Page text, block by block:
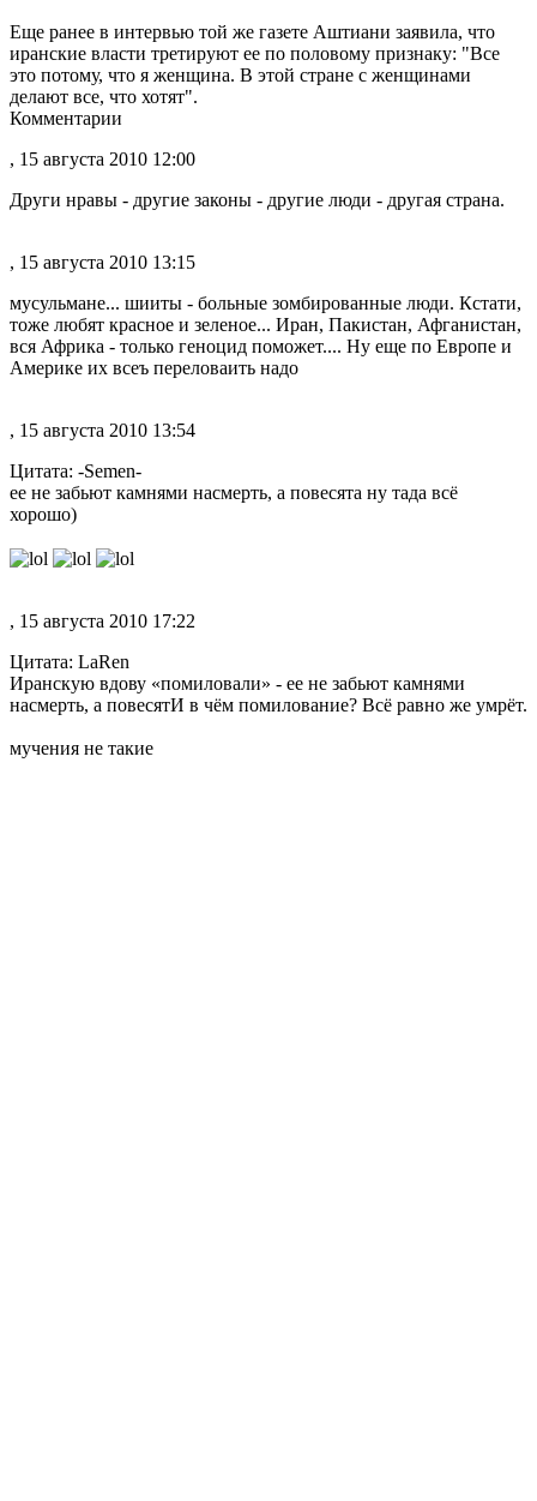
Еще ранее в интервью той же газете Аштиани заявила, что
иранские власти третируют ее по половому признаку: "Все
это потому, что я женщина. В этой стране с женщинами
делают все, что хотят".
Комментарии
, 15 августа 2010 12:00
Други нравы - другие законы - другие люди - другая страна.
, 15 августа 2010 13:15
мусульмане... шииты - больные зомбированные люди. Кстати,
тоже любят красное и зеленое... Иран, Пакистан, Афганистан,
вся Африка - только геноцид поможет.... Ну еще по Европе и
Америке их всеъ переловаить надо
, 15 августа 2010 13:54
Цитата: -Semen-
ее не забьют камнями насмерть, а повесята ну тада всё
хорошо)
, 15 августа 2010 17:22
Цитата: LaRen
Иранскую вдову «помиловали» - ее не забьют камнями
насмерть, а повесятИ в чём помилование? Всё равно же умрёт.
мучения не такие